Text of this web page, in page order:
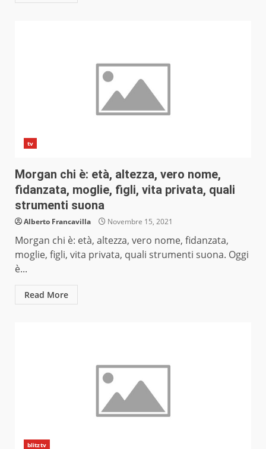
tv
Morgan chi è: età, altezza, vero nome,
fidanzata, moglie, figli, vita privata, quali
strumenti suona
Alberto Francavilla Novembre 15, 2021
Morgan chi è: età, altezza, vero nome, fidanzata,
moglie, figli, vita privata, quali strumenti suona. Oggi
è...
Read More
blitztv